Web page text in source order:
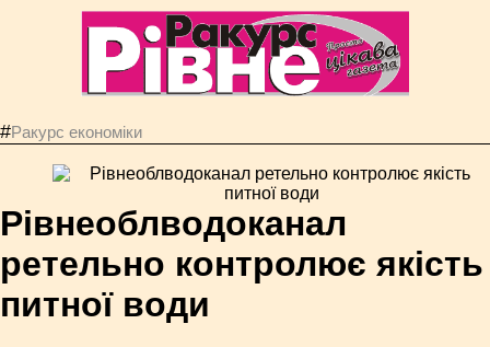
#Ракурс економiки
Рівнеоблводоканал
ретельно контролює якість
питної води